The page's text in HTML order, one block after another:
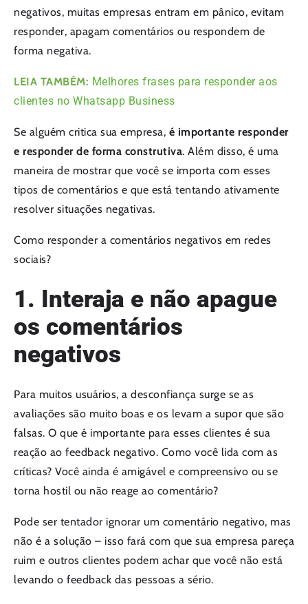
negativos, muitas empresas entram em pânico, evitam
responder, apagam comentários ou respondem de
forma negativa.
LEIA TAMBÉM: Melhores frases para responder aos
clientes no Whatsapp Business
Se alguém critica sua empresa, é importante responder
e responder de forma construtiva. Além disso, é uma
maneira de mostrar que você se importa com esses
tipos de comentários e que está tentando ativamente
resolver situações negativas.
Como responder a comentários negativos em redes
sociais?
1. Interaja e não apague
os comentários
negativos
Para muitos usuários, a desconfiança surge se as
avaliações são muito boas e os levam a supor que são
falsas. O que é importante para esses clientes é sua
reação ao feedback negativo. Como você lida com as
críticas? Você ainda é amigável e compreensivo ou se
torna hostil ou não reage ao comentário?
Pode ser tentador ignorar um comentário negativo, mas
não é a solução – isso fará com que sua empresa pareça
ruim e outros clientes podem achar que você não está
levando o feedback das pessoas a sério.